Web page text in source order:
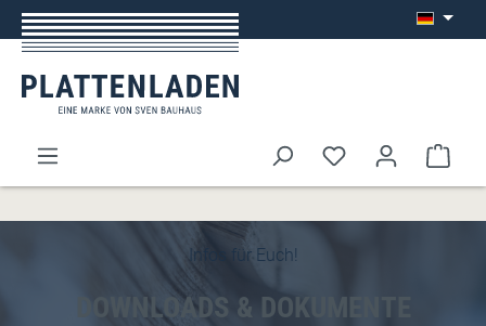
Zum Hauptinhalt springen
Infos für Euch!
DOWNLOADS & DOKUMENTE